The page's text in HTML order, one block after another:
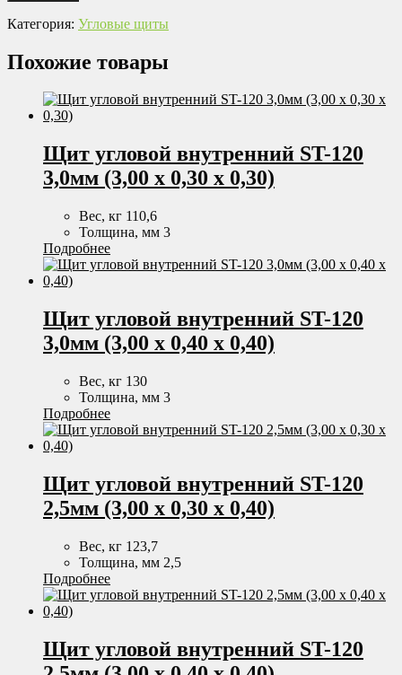
Категория: Угловые щиты
Похожие товары
Щит угловой внутренний ST-120
3,0мм (3,00 х 0,30 х 0,30)
Вес, кг 110,6
Толщина, мм 3
Подробнее
Щит угловой внутренний ST-120
3,0мм (3,00 х 0,40 х 0,40)
Вес, кг 130
Толщина, мм 3
Подробнее
Щит угловой внутренний ST-120
2,5мм (3,00 х 0,30 х 0,40)
Вес, кг 123,7
Толщина, мм 2,5
Подробнее
Щит угловой внутренний ST-120